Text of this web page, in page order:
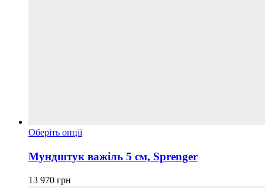
Оберіть опціїЦей
має
кілька
Мундштук важіль 5 см, Sprenger
13 970 грн